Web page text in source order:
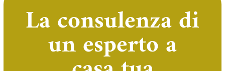
La consulenza di
un esperto a